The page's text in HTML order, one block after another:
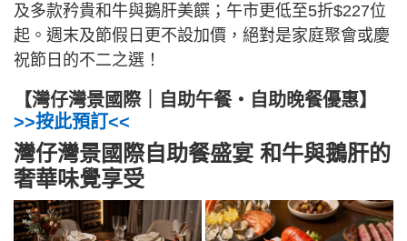
及多款矜貴和牛與鵝肝美饌；午市更低至5折$227位
起。週末及節假日更不設加價，絕對是家庭聚會或慶
祝節日的不二之選！
【灣仔灣景國際｜自助午餐・自助晚餐優惠】
>>按此預訂<<
灣仔灣景國際自助餐盛宴 和牛與鵝肝的
奢華味覺享受